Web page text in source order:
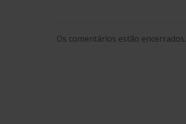
Os comentários estão encerrados.